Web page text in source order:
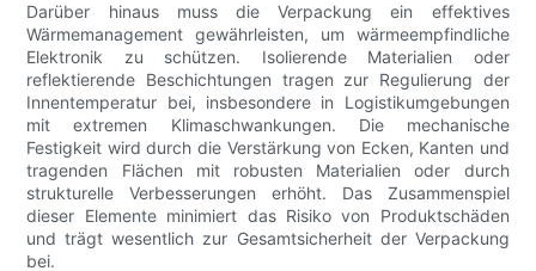
Darüber hinaus muss die Verpackung ein effektives
Wärmemanagement gewährleisten, um wärmeempfindliche
Elektronik zu schützen. Isolierende Materialien oder
reflektierende Beschichtungen tragen zur Regulierung der
Innentemperatur bei, insbesondere in Logistikumgebungen
mit extremen Klimaschwankungen. Die mechanische
Festigkeit wird durch die Verstärkung von Ecken, Kanten und
tragenden Flächen mit robusten Materialien oder durch
strukturelle Verbesserungen erhöht. Das Zusammenspiel
dieser Elemente minimiert das Risiko von Produktschäden
und trägt wesentlich zur Gesamtsicherheit der Verpackung
bei.